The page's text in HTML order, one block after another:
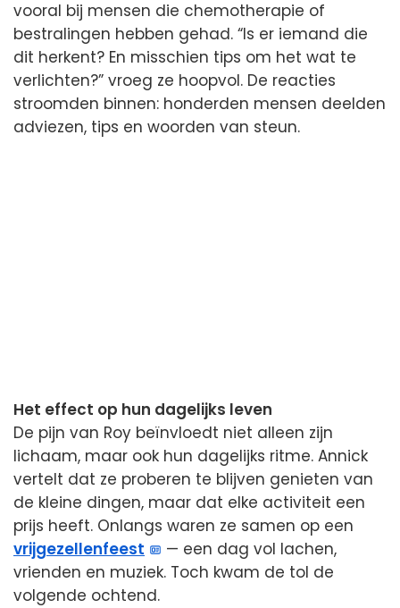
vooral bij mensen die chemotherapie of
bestralingen hebben gehad. “Is er iemand die
dit herkent? En misschien tips om het wat te
verlichten?” vroeg ze hoopvol. De reacties
stroomden binnen: honderden mensen deelden
adviezen, tips en woorden van steun.
Het effect op hun dagelijks leven
De pijn van Roy beïnvloedt niet alleen zijn
lichaam, maar ook hun dagelijks ritme. Annick
vertelt dat ze proberen te blijven genieten van
de kleine dingen, maar dat elke activiteit een
prijs heeft. Onlangs waren ze samen op een
vrijgezellenfeest
— een dag vol lachen,
vrienden en muziek. Toch kwam de tol de
volgende ochtend.